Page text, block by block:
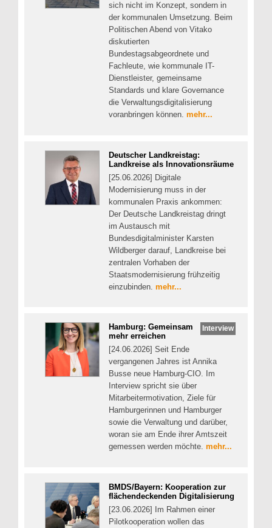
sich nicht im Konzept, sondern in
der kommunalen Umsetzung. Beim
Politischen Abend von Vitako
diskutierten
Bundestagsabgeordnete und
Fachleute, wie kommunale IT-
Dienstleister, gemeinsame
Standards und klare Governance
die Verwaltungsdigitalisierung
voranbringen können. mehr...
Deutscher Landkreistag:
Landkreise als Innovationsräume
[25.06.2026] Digitale
Modernisierung muss in der
kommunalen Praxis ankommen:
Der Deutsche Landkreistag dringt
im Austausch mit
Bundesdigitalminister Karsten
Wildberger darauf, Landkreise bei
zentralen Vorhaben der
Staatsmodernisierung frühzeitig
einzubinden. mehr...
Interview
Hamburg: Gemeinsam
mehr erreichen
[24.06.2026] Seit Ende
vergangenen Jahres ist Annika
Busse neue Hamburg-CIO. Im
Interview spricht sie über
Mitarbeitermotivation, Ziele für
Hamburgerinnen und Hamburger
sowie die Verwaltung und darüber,
woran sie am Ende ihrer Amtszeit
gemessen werden möchte. mehr...
BMDS/Bayern: Kooperation zur
flächendeckenden Digitalisierung
[23.06.2026] Im Rahmen einer
Pilotkooperation wollen das